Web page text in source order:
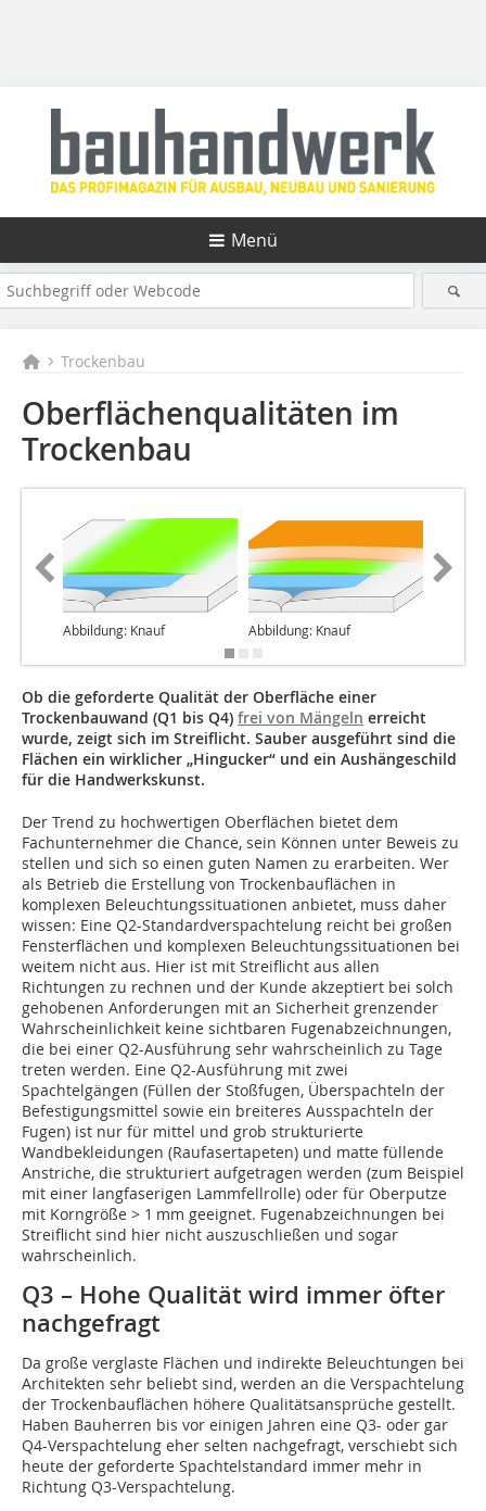
Menü
Trockenbau
Oberflächenqualitäten im
Trockenbau
Abbildung: Knauf Abbildung: Knauf
Ob die geforderte Qualität der Oberfläche einer
Trockenbauwand (Q1 bis Q4) frei von Mängeln erreicht
wurde, zeigt sich im Streiflicht. Sauber ausgeführt sind die
Flächen ein wirklicher „Hingucker“ und ein Aushängeschild
für die Handwerkskunst.
Der Trend zu hochwertigen Oberflächen bietet dem
Fachunternehmer die Chance, sein Können unter Beweis zu
stellen und sich so einen guten Namen zu erarbeiten. Wer
als Betrieb die Erstellung von Trockenbauflächen in
komplexen Beleuchtungssituationen anbietet, muss daher
wissen: Eine Q2-Standardverspachtelung reicht bei großen
Fensterflächen und komplexen Beleuchtungssituationen bei
weitem nicht aus. Hier ist mit Streiflicht aus allen
Richtungen zu rechnen und der Kunde akzeptiert bei solch
gehobenen Anforderungen mit an Sicherheit grenzender
Wahrscheinlichkeit keine sichtbaren Fugenabzeichnungen,
die bei einer Q2-Ausführung sehr wahrscheinlich zu Tage
treten werden. Eine Q2-Ausführung mit zwei
Spachtelgängen (Füllen der Stoßfugen, Überspachteln der
Befestigungsmittel sowie ein breiteres Ausspachteln der
Fugen) ist nur für mittel und grob strukturierte
Wandbekleidungen (Raufasertapeten) und matte füllende
Anstriche, die strukturiert aufgetragen werden (zum Beispiel
mit einer langfaserigen Lammfellrolle) oder für Oberputze
mit Korngröße > 1 mm geeignet. Fugenabzeichnungen bei
Streiflicht sind hier nicht auszuschließen und sogar
wahrscheinlich.
Q3 – Hohe Qualität wird immer öfter
nachgefragt
Da große verglaste Flächen und indirekte Beleuchtungen bei
Architekten sehr beliebt sind, werden an die Verspachtelung
der Trockenbauflächen höhere Qualitätsansprüche gestellt.
Haben Bauherren bis vor einigen Jahren eine Q3- oder gar
Q4-Verspachtelung eher selten nachgefragt, verschiebt sich
heute der geforderte Spachtelstandard immer mehr in
Richtung Q3-Verspachtelung.